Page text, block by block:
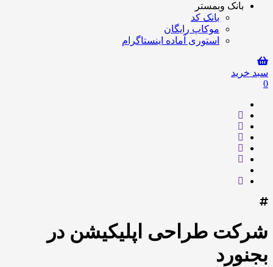
بانک وبمستر
بانک کد
موکاپ رایگان
استوری آماده اینستاگرام
سبد خرید
0
شرکت طراحی اپلیکیشن در
بجنورد